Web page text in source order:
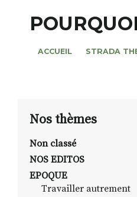
MAGAZINES
NOS THÈMES
ALTER STRADA
ROSÉE DE MAI
ACCUEIL STRADA
Nos thèmes
Non classé
NOS EDITOS
EPOQUE
Travailler autrement